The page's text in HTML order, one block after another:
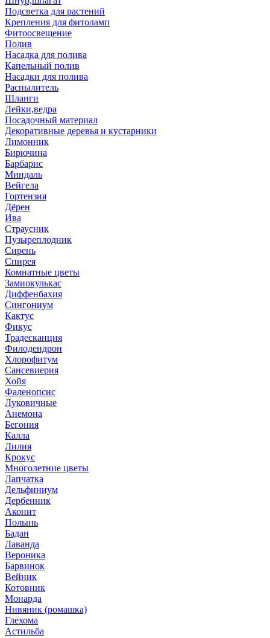
Подсветка для растений
Крепления для фитоламп
Фитоосвещение
Полив
Насадка для полива
Капельный полив
Насадки для полива
Распылитель
Шланги
Лейки,ведра
Посадочный материал
Декоративные деревья и кустарники
Лимонник
Бирючина
Барбарис
Миндаль
Вейгела
Гортензия
Дёрен
Ива
Страусник
Пузыреплодник
Сирень
Спирея
Комнатные цветы
Замиокулькас
Диффенбахия
Сингониум
Кактус
Фикус
Традесканция
Филодендрон
Хлорофитум
Сансевиерия
Хойя
Фаленопсис
Луковичные
Анемона
Бегония
Калла
Лилия
Крокус
Многолетние цветы
Лапчатка
Дельфиниум
Дербенник
Аконит
Полынь
Бадан
Лаванда
Вероника
Барвинок
Вейник
Котовник
Монарда
Нивяник (ромашка)
Глехома
Астильба